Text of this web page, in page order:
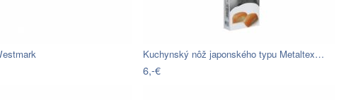
Kuchynský nôž japonského typu Metaltex…
6,-€